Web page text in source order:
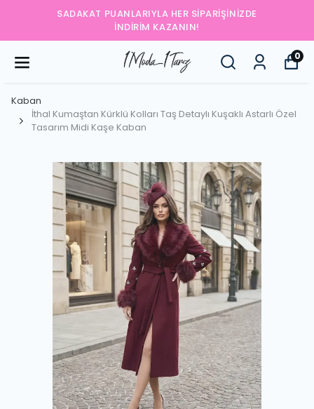
SADAKAT PUANLARIYLA HER SIPARIŞINIZDE
İNDIRIM KAZANIN!
0
Kaban
İthal Kumaştan Kürklü Kolları Taş Detaylı Kuşaklı Astarlı Özel
Tasarım Midi Kaşe Kaban